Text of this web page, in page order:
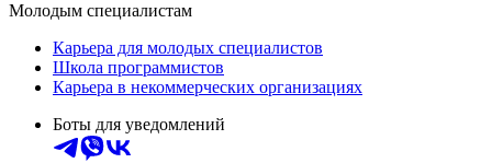
Молодым специалистам
Карьера для молодых специалистов
Школа программистов
Карьера в некоммерческих организациях
Боты для уведомлений